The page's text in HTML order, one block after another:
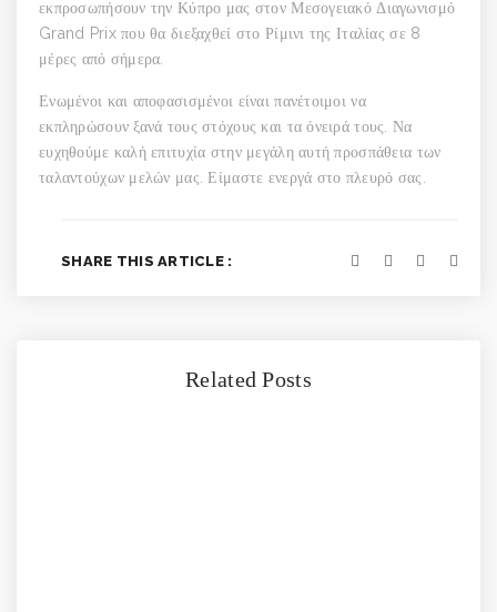
εκπροσωπήσουν την Κύπρο μας στον Μεσογειακό Διαγωνισμό
Grand Prix που θα διεξαχθεί στο Ρίμινι της Ιταλίας σε 8
μέρες από σήμερα.
Ενωμένοι και αποφασισμένοι είναι πανέτοιμοι να
εκπληρώσουν ξανά τους στόχους και τα όνειρά τους. Να
ευχηθούμε καλή επιτυχία στην μεγάλη αυτή προσπάθεια των
ταλαντούχων μελών μας. Είμαστε ενεργά στο πλευρό σας.
SHARE THIS ARTICLE :
Related Posts